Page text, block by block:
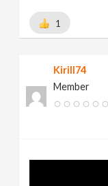
1
Kirill74
Member